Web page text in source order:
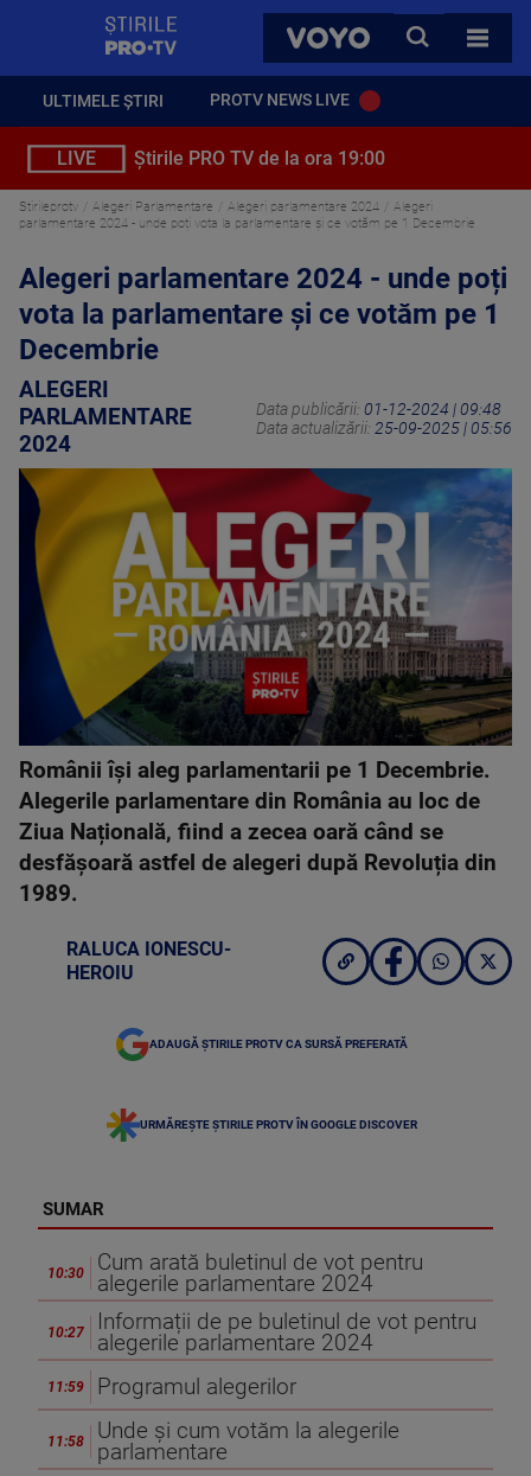
VOYO
CAUTA
TOATE
ULTIMELE ȘTIRI PROTV NEWS LIVE
LIVE Știrile PRO TV de la ora 19:00
Stirileprotv Alegeri Parlamentare Alegeri parlamentare 2024
Alegeri
parlamentare 2024 - unde poți vota la parlamentare și ce votăm pe 1 Decembrie
Alegeri parlamentare 2024 - unde poți
vota la parlamentare și ce votăm pe 1
Decembrie
ALEGERI
PARLAMENTARE
2024
Data publicării: 01-12-2024 | 09:48
Data actualizării: 25-09-2025 | 05:56
Românii își aleg parlamentarii pe 1 Decembrie.
Alegerile parlamentare din România au loc de
Ziua Națională, fiind a zecea oară când se
desfășoară astfel de alegeri după Revoluția din
1989.
RALUCA IONESCU-
HEROIU
ADAUGĂ ȘTIRILE PROTV CA SURSĂ PREFERATĂ
URMĂREȘTE ȘTIRILE PROTV ÎN GOOGLE DISCOVER
SUMAR
10:30
Cum arată buletinul de vot pentru
alegerile parlamentare 2024
10:27
Informații de pe buletinul de vot pentru
alegerile parlamentare 2024
11:59 Programul alegerilor
11:58
Unde și cum votăm la alegerile
parlamentare